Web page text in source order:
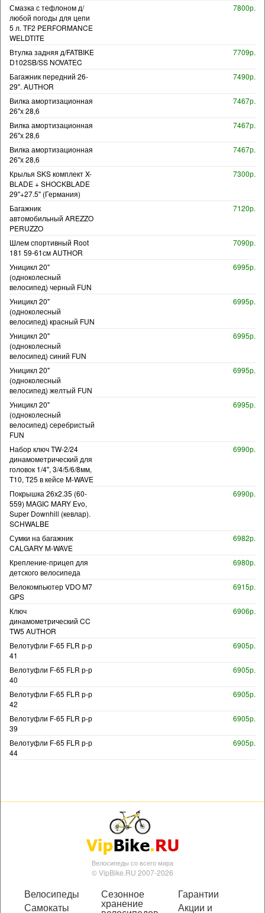
Смазка с тефлоном д/
любой погоды для цепи
5 л. TF2 PERFORMANCE
WELDTITE
7800р.
Втулка задняя д/FATBIKE
D102SB/SS NOVATEC
7709р.
Багажник передний 26-
29". AUTHOR
7490р.
Вилка амортизационная
26"х 28,6
7467р.
Вилка амортизационная
26"х 28,6
7467р.
Вилка амортизационная
26"х 28,6
7467р.
Крылья SKS комплект X-
BLADE + SHOCKBLADE
29"+27.5" (Германия)
7300р.
Багажник
автомобильный AREZZO
PERUZZO
7120р.
Шлем спортивный Root
181 59-61см AUTHOR
7090р.
Уницикл 20"
(одноколесный
велосипед) черный FUN
6995р.
Уницикл 20"
(одноколесный
велосипед) красный FUN
6995р.
Уницикл 20"
(одноколесный
велосипед) синий FUN
6995р.
Уницикл 20"
(одноколесный
велосипед) желтый FUN
6995р.
Уницикл 20"
(одноколесный
велосипед) серебристый
FUN
6995р.
Набор ключ TW-2/24
динамометрический для
головок 1/4", 3/4/5/6/8мм,
T10, T25 в кейсе M-WAVE
6990р.
Покрышка 26x2.35 (60-
559) MAGIC MARY Evo,
Super Downhill (кевлар).
SCHWALBE
6990р.
Сумки на багажник
CALGARY M-WAVE
6982р.
Крепление-прицеп для
детского велосипеда
6980р.
Велокомпьютер VDO M7
GPS
6915р.
Ключ
динамометрический CC
TW5 AUTHOR
6906р.
Велотуфли F-65 FLR р-р
41
6905р.
Велотуфли F-65 FLR р-р
40
6905р.
Велотуфли F-65 FLR р-р
42
6905р.
Велотуфли F-65 FLR р-р
39
6905р.
Велотуфли F-65 FLR р-р
44
6905р.
Велосипеды со всего мира
© VipBike.RU 2007-2026
Велосипеды
Самокаты
Сезонное
хранение
Гарантии
Акции и